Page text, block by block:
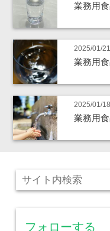
業務用
2025/01/21
業務用
2025/01/18
業務用
フォローする